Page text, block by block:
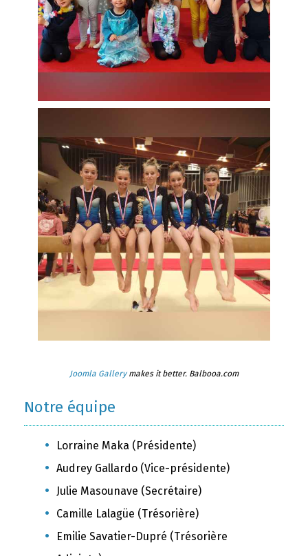
Joomla Gallerymakes it better. Balbooa.com
Notre équipe
Lorraine Maka (Présidente)
Audrey Gallardo (Vice-présidente)
Julie Masounave (Secrétaire)
Camille Lalagüe (Trésorière)
Emilie Savatier-Dupré (Trésorière